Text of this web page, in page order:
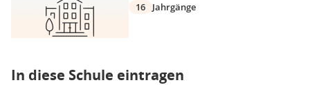
16
Jahrgänge
In diese Schule eintragen